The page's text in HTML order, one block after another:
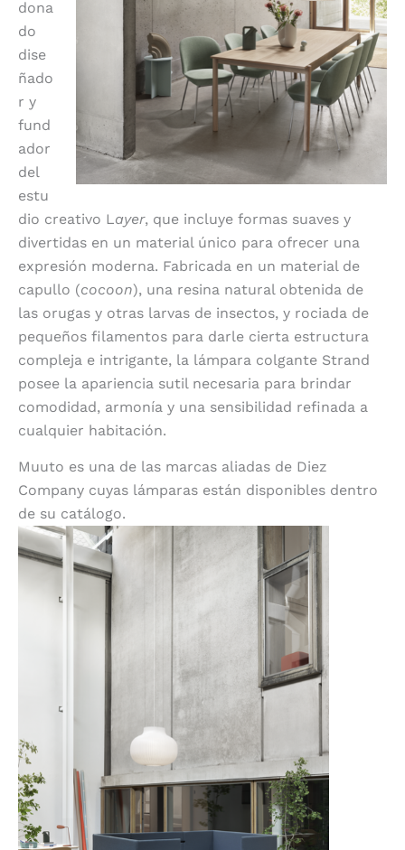
dona
do
dise
ñado
r y
fund
ador
del
estu
dio creativo Layer, que incluye formas suaves y
divertidas en un material único para ofrecer una
expresión moderna. Fabricada en un material de
capullo (cocoon), una resina natural obtenida de
las orugas y otras larvas de insectos, y rociada de
pequeños filamentos para darle cierta estructura
compleja e intrigante, la lámpara colgante Strand
posee la apariencia sutil necesaria para brindar
comodidad, armonía y una sensibilidad refinada a
cualquier habitación.
Muuto es una de las marcas aliadas de Diez
Company cuyas lámparas están disponibles dentro
de su catálogo.